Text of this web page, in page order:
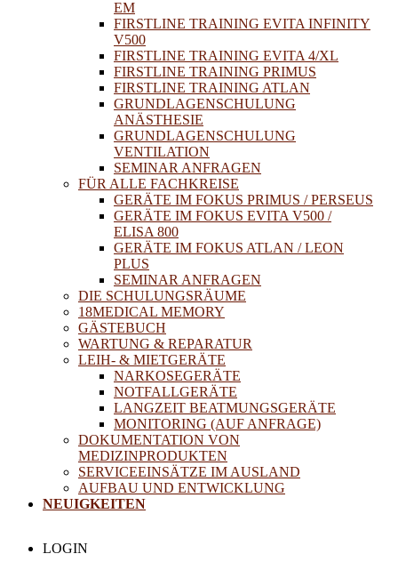
EM
FIRSTLINE TRAINING EVITA INFINITY
V500
FIRSTLINE TRAINING EVITA 4/XL
FIRSTLINE TRAINING PRIMUS
FIRSTLINE TRAINING ATLAN
GRUNDLAGENSCHULUNG
ANÄSTHESIE
GRUNDLAGENSCHULUNG
VENTILATION
SEMINAR ANFRAGEN
FÜR ALLE FACHKREISE
GERÄTE IM FOKUS PRIMUS / PERSEUS
GERÄTE IM FOKUS EVITA V500 /
ELISA 800
GERÄTE IM FOKUS ATLAN / LEON
PLUS
SEMINAR ANFRAGEN
DIE SCHULUNGSRÄUME
18MEDICAL MEMORY
GÄSTEBUCH
WARTUNG & REPARATUR
LEIH- & MIETGERÄTE
NARKOSEGERÄTE
NOTFALLGERÄTE
LANGZEIT BEATMUNGSGERÄTE
MONITORING (AUF ANFRAGE)
DOKUMENTATION VON
MEDIZINPRODUKTEN
SERVICEEINSÄTZE IM AUSLAND
AUFBAU UND ENTWICKLUNG
NEUIGKEITEN
LOGIN